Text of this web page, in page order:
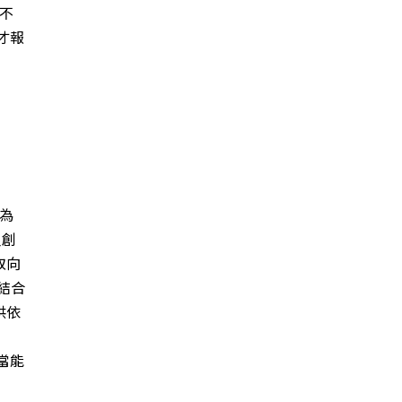
報
向
合
依
能